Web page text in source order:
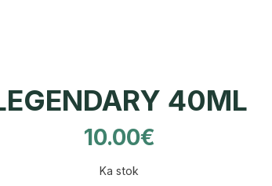
40ML
10.00€
Ka stok